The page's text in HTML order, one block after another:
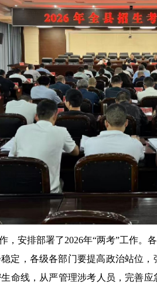
，安排部署了2026年“两考”工作。
定，各级各部门要提高政治站位
命线，从严管理涉考人员，完善